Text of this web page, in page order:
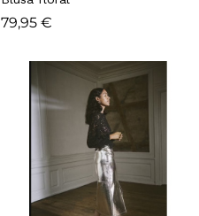
79,95 €